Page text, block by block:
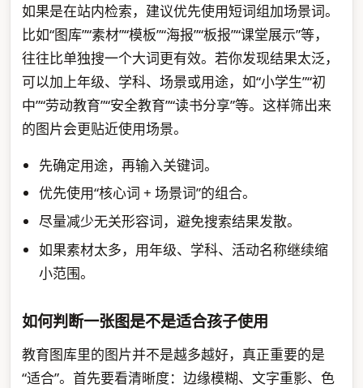
如果是在站内检索，建议优先使用短词组加场景词。
比如“图库”“素材”“模板”“海报”“板报”“课堂展示”等，
往往比单独搜一个大词更有效。若你发现结果太泛，
可以加上年级、学科、场景或用途，如“小学生”“初
中”“劳动教育”“安全教育”“读书分享”等。这样筛出来
的图片会更贴近使用场景。
先确定用途，再输入关键词。
优先使用“核心词 + 场景词”的组合。
尽量减少无关形容词，避免搜索结果发散。
如果素材太多，用年级、学科、活动名称继续缩
小范围。
如何判断一张图是不是适合孩子使用
教育图库里的图片并不是越多越好，真正重要的是
“适合”。首先要看清晰度：边缘模糊、文字重影、色